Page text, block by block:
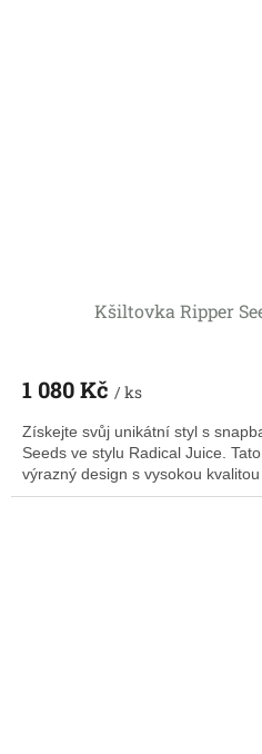
Kšiltovka Ripper
1 080 Kč / ks
Získejte svůj unikátní styl s
Seeds ve stylu Radical Juice.
výrazný design s vysokou kvalitou